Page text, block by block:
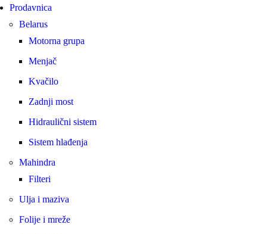
Prodavnica
Belarus
Motorna grupa
Menjač
Kvačilo
Zadnji most
Hidraulični sistem
Sistem hlađenja
Mahindra
Filteri
Ulja i maziva
Folije i mreže